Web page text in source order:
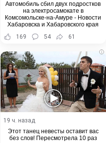
Автомобиль сбил двух подростков
на электросамокате в
Комсомольске-на-Амуре - Новости
Хабаровска и Хабаровского края
169
54 61
i
19 ч. назад
Этот танец невесты оставит вас
без слов! Пересмотрела 10 раз